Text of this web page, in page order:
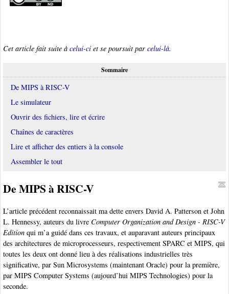
Cet article fait suite à celui-ci et se poursuit par celui-là.
Sommaire
De MIPS à RISC-V
Le simulateur
Ouvrir des fichiers, lire et écrire
Chaînes de caractères
Lire et afficher des entiers à la console
Assembler le tout
De MIPS à RISC-V
L’article précédent reconnaissait ma dette envers David A. Patterson et John
L. Hennessy, auteurs du livre Computer Organization and Design - RISC-V
Edition qui m’a guidé dans ces travaux, et auparavant auteurs principaux
des architectures de microprocesseurs, respectivement SPARC et MIPS, qui
toutes les deux ont donné lieu à des réalisations industrielles très
significative, par Sun Microsystems (maintenant Oracle) pour la première,
par MIPS Computer Systems (aujourd’hui MIPS Technologies) pour la
seconde.